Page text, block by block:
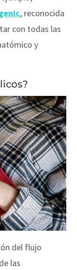
, reconocida
con todas las
y
del flujo
las